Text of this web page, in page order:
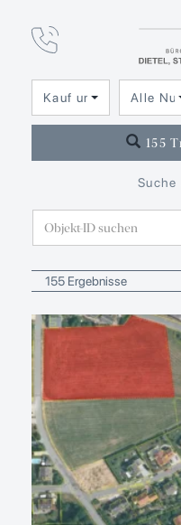
Alle Immobilien
Kauf und MieteAlle
155
Suche
155 Ergebnisse